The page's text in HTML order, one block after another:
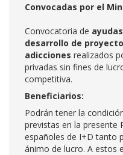
Convocadas por el
Convocatoria de
desarrollo de
adicciones realizados
privadas sin fines de
competitiva.
Beneficiarios:
Podrán tener la
previstas en la presente
españoles de I+D tanto
ánimo de lucro. A estos